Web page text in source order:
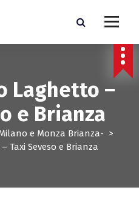
Laghetto –
e Brianza
e Monza Brianza- >
Taxi Seveso e Brianza